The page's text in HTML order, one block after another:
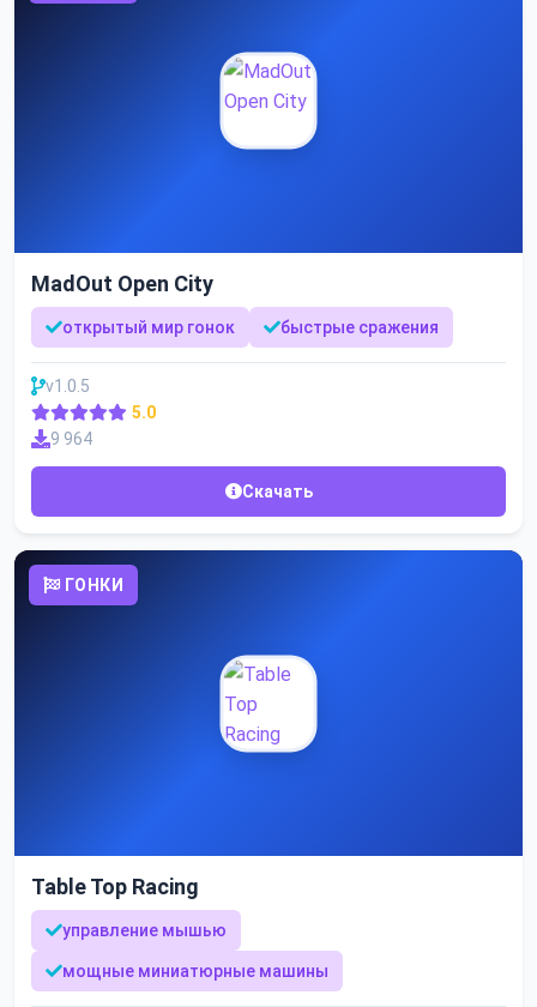
MadOut Open City
открытый мир гонок быстрые сражения
v1.0.5
5.0
9 964
Скачать
ГОНКИ
Table Top Racing
управление мышью
мощные миниатюрные машины